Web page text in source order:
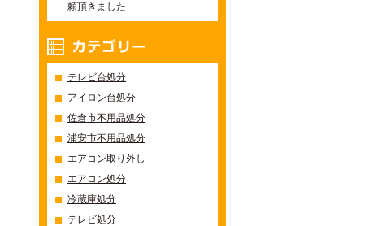
頼頂きました
テレビ台処分
アイロン台処分
佐倉市不用品処分
浦安市不用品処分
エアコン取り外し
エアコン処分
冷蔵庫処分
テレビ処分